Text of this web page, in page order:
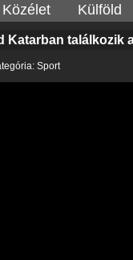
Közélet Külföld
Katarban találkozik
Sport